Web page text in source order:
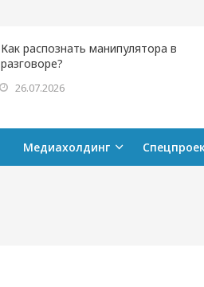
Как распознать манипулятора в
разговоре?
26.07.2026
Медиахолдинг